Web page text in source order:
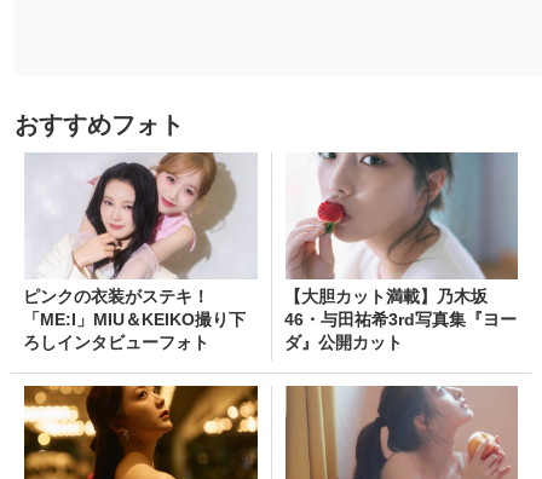
おすすめフォト
ピンクの衣装がステキ！
「ME:I」MIU＆KEIKO撮り下
ろしインタビューフォト
【大胆カット満載】乃木坂
46・与田祐希3rd写真集『ヨー
ダ』公開カット